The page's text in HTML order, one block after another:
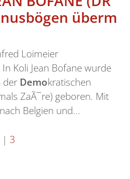
überm
Loimeier
Koli Jean Bofane wurde
der Demokratischen
ZaÃ¯re) geboren. Mit
Belgien und...
| 3